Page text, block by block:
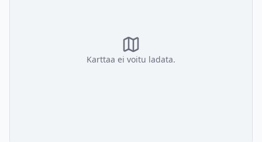
Karttaa ei voitu ladata.